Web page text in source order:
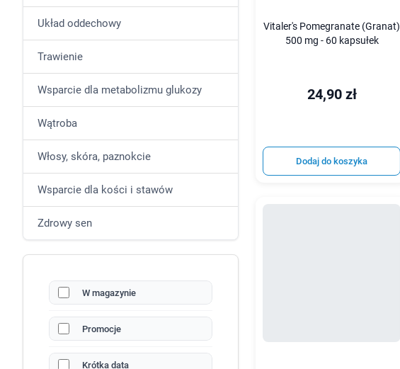
Układ oddechowy
Trawienie
Wsparcie dla metabolizmu glukozy
Wątroba
Włosy, skóra, paznokcie
Wsparcie dla kości i stawów
Zdrowy sen
W magazynie
Promocje
Krótka data
Vitaler's Pomegranate (Granat)
500 mg - 60 kapsułek
24,90 zł
Dodaj do koszyka